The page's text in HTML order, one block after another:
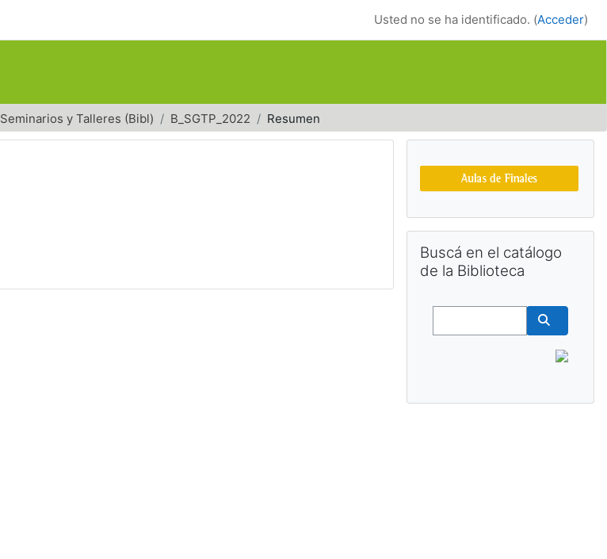
Usted no se ha identificado. (Acceder)
Seminarios y Talleres (Bibl) B_SGTP_2022 Resumen
Buscá en el catálogo
de la Biblioteca
Buscar
Buscar